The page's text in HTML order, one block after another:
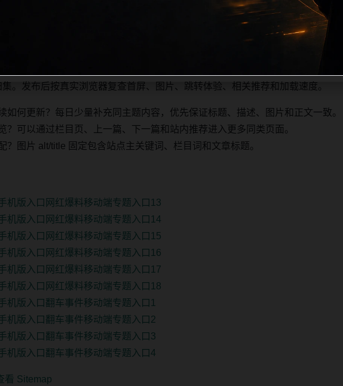
浏览。同站连续更新时避免重复标题和重复首段，优先补充不同关键词、不同
。发布后按真实浏览器复查首屏、图片、跳转体验、相关推荐和加载速度。
如何更新？每日少量补充同主题内容，优先保证标题、描述、图片和正文一致。
？可以通过栏目页、上一篇、下一篇和站内推荐进入更多同类页面。
？图片 alt/title 固定包含站点主关键词、栏目词和文章标题。
机版入口网红爆料移动端专题入口13
机版入口网红爆料移动端专题入口14
机版入口网红爆料移动端专题入口15
机版入口网红爆料移动端专题入口16
机版入口网红爆料移动端专题入口17
机版入口网红爆料移动端专题入口18
机版入口翻车事件移动端专题入口1
机版入口翻车事件移动端专题入口2
机版入口翻车事件移动端专题入口3
机版入口翻车事件移动端专题入口4
看 Sitemap